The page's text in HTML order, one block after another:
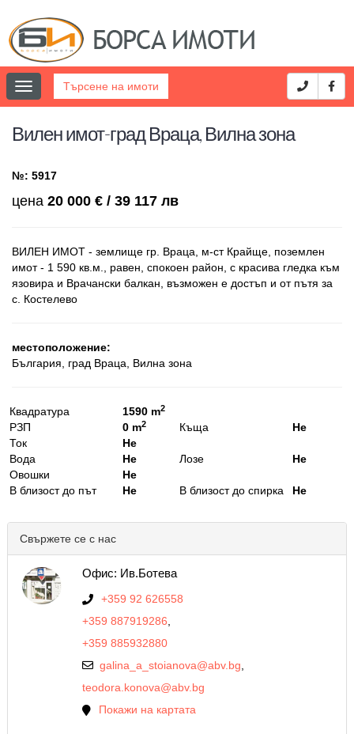
Toggle
navigation
Търсене на имоти
Вилен имот-град Враца, Вилна зона
№: 5917
цена 20 000 € / 39 117 лв
ВИЛЕН ИМОТ - землище гр. Враца, м-ст Крайще, поземлен
имот - 1 590 кв.м., равен, спокоен район, с красива гледка към
язовира и Врачански балкан, възможен е достъп и от пътя за
с. Костелево
местоположение:
България, град Враца, Вилна зона
Квадратура 1590 m2
РЗП 0 m2 Къща
Не
Ток
Не
Вода
Не Лозе
Не
Овошки
Не
В близост до път
Не В близост до спирка Не
Свържете се с нас
Офис: Ив.Ботева
+359 92 626558
+359 887919286
+359 885932880
galina_a_stoianova@abv.bg
teodora.konova@abv.bg
Покажи на картата